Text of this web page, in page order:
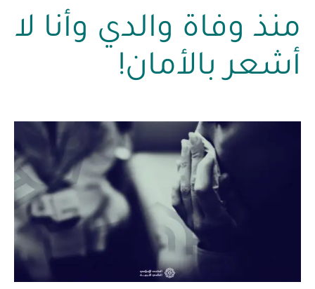
منذ وفاة والدي وأنا لا
أشعر بالأمان!